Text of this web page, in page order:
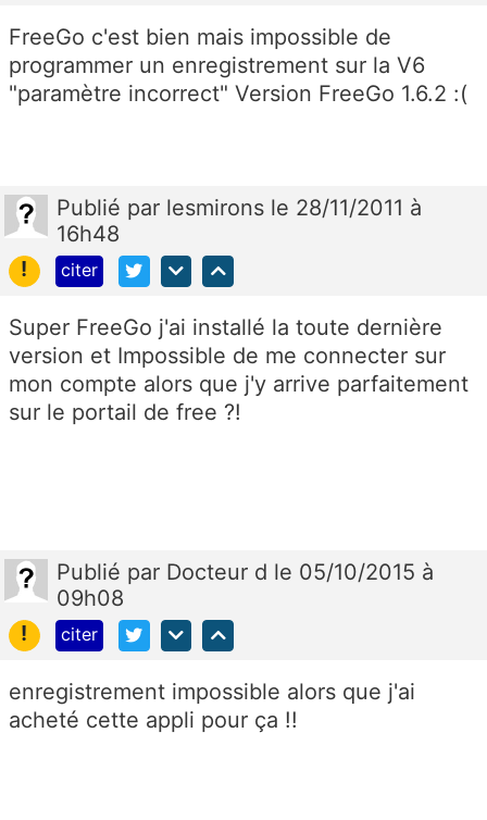
FreeGo c'est bien mais impossible de
programmer un enregistrement sur la V6
"paramètre incorrect" Version FreeGo 1.6.2 :(
Publié par lesmirons le 28/11/2011 à
16h48
!
citer
Super FreeGo j'ai installé la toute dernière
version et Impossible de me connecter sur
mon compte alors que j'y arrive parfaitement
sur le portail de free ?!
Publié par Docteur d le 05/10/2015 à
09h08
!
citer
enregistrement impossible alors que j'ai
acheté cette appli pour ça !!